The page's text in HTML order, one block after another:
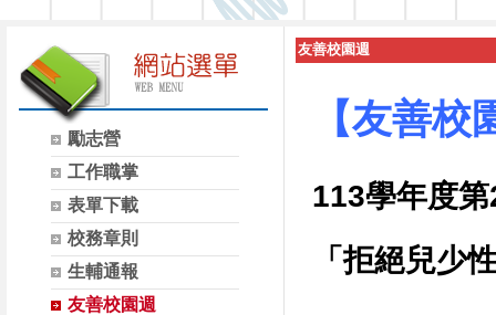
勵志營
工作職掌
表單下載
校務章則
生輔通報
友善校園週
友善校園週
【友善校
113學年度
「拒絕兒少